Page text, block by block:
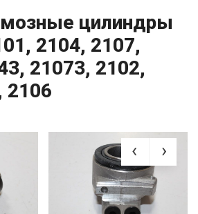
цилиндры
2104, 2107,
21073, 2102,
2106